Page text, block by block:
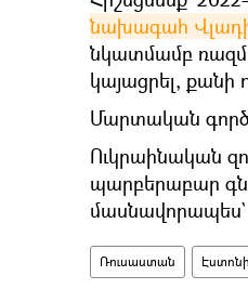
նախագահ
նկատմամբ
կայացրել, քանի
Մարտական
Ուկրաինական
պարբերաբար
մասնավորապես`
Ռուսաստան